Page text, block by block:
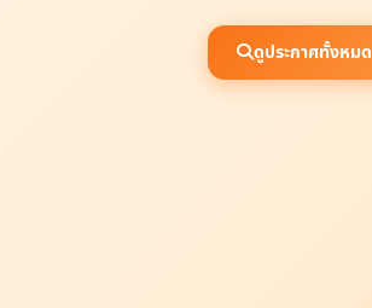
ดูประกาศทั้งหมด